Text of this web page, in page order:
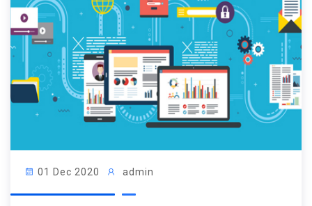
01 Dec 2020 admin